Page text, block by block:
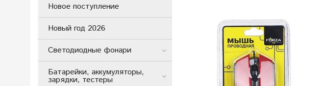
Новое поступление
Новый год 2026
Светодиодные фонари
Батарейки, аккумуляторы,
зарядки, тестеры